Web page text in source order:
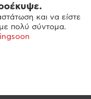
και να είστε
πολύ σύντομα.